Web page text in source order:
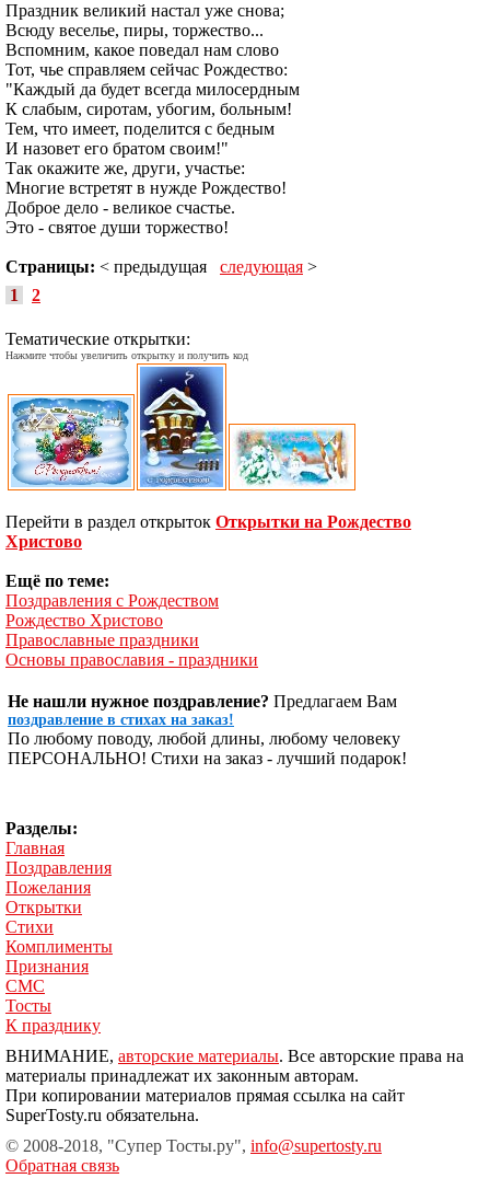
Праздник великий настал уже снова;
Всюду веселье, пиры, торжество...
Вспомним, какое поведал нам слово
Тот, чье справляем сейчас Рождество:
"Каждый да будет всегда милосердным
К слабым, сиротам, убогим, больным!
Тем, что имеет, поделится с бедным
И назовет его братом своим!"
Так окажите же, други, участье:
Многие встретят в нужде Рождество!
Доброе дело - великое счастье.
Это - святое души торжество!
Страницы: < предыдущая следующая >
1
2
Тематические открытки:
Нажмите чтобы увеличить открытку и получить код
Перейти в раздел открыток Открытки на Рождество
Христово
Ещё по теме:
Поздравления с Рождеством
Рождество Христово
Православные праздники
Основы православия - праздники
Не нашли нужное поздравление? Предлагаем Вам
поздравление в стихах на заказ!
По любому поводу, любой длины, любому человеку
ПЕРСОНАЛЬНО! Стихи на заказ - лучший подарок!
Разделы:
Главная
Поздравления
Пожелания
Открытки
Стихи
Комплименты
Признания
СМС
Тосты
К празднику
ВНИМАНИЕ, авторские материалы. Все авторские права на
материалы принадлежат их законным авторам.
При копировании материалов прямая ссылка на сайт
SuperTosty.ru обязательна.
© 2008-2018, "Супер Тосты.ру", info@supertosty.ru
Обратная связь